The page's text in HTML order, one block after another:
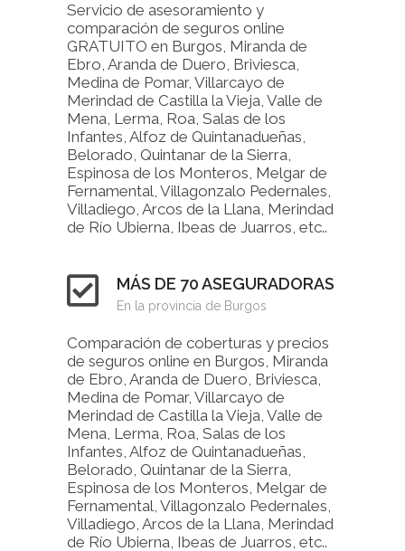
Servicio de asesoramiento y
comparación de seguros online
GRATUITO en Burgos, Miranda de
Ebro, Aranda de Duero, Briviesca,
Medina de Pomar, Villarcayo de
Merindad de Castilla la Vieja, Valle de
Mena, Lerma, Roa, Salas de los
Infantes, Alfoz de Quintanadueñas,
Belorado, Quintanar de la Sierra,
Espinosa de los Monteros, Melgar de
Fernamental, Villagonzalo Pedernales,
Villadiego, Arcos de la Llana, Merindad
de Río Ubierna, Ibeas de Juarros, etc..
MÁS DE 70 ASEGURADORAS
En la provincia de Burgos
Comparación de coberturas y precios
de seguros online en Burgos, Miranda
de Ebro, Aranda de Duero, Briviesca,
Medina de Pomar, Villarcayo de
Merindad de Castilla la Vieja, Valle de
Mena, Lerma, Roa, Salas de los
Infantes, Alfoz de Quintanadueñas,
Belorado, Quintanar de la Sierra,
Espinosa de los Monteros, Melgar de
Fernamental, Villagonzalo Pedernales,
Villadiego, Arcos de la Llana, Merindad
de Río Ubierna, Ibeas de Juarros, etc..